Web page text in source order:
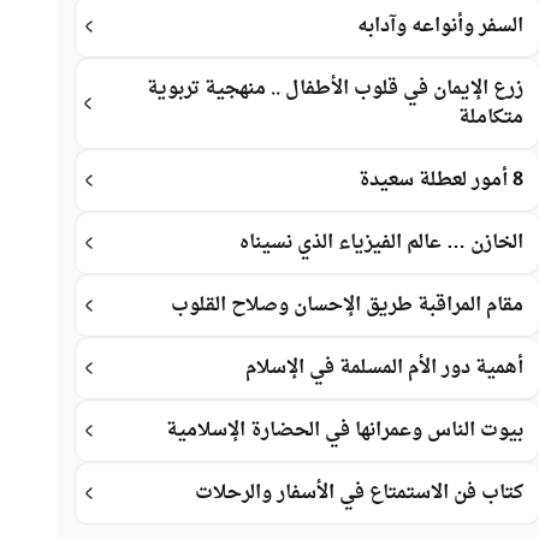
السفر وأنواعه وآدابه
زرع الإيمان في قلوب الأطفال .. منهجية تربوية
متكاملة
8 أمور لعطلة سعيدة
الخازن … عالم الفيزياء الذي نسيناه
مقام المراقبة طريق الإحسان وصلاح القلوب
أهمية دور الأم المسلمة في الإسلام
بيوت الناس وعمرانها في الحضارة الإسلامية
كتاب فن الاستمتاع في الأسفار والرحلات